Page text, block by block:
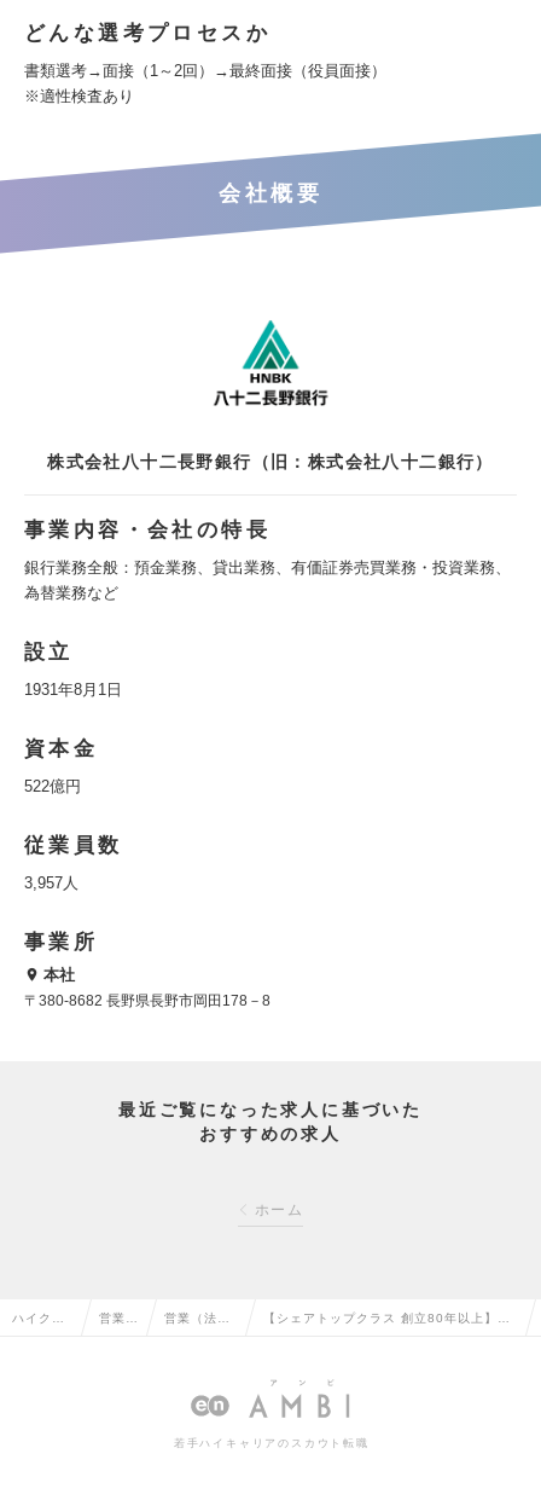
どんな選考プロセスか
書類選考→面接（1～2回）→最終面接（役員面接）
※適性検査あり
会社概要
株式会社八十二長野銀行（旧：株式会社八十二銀行）
事業内容・会社の特長
銀行業務全般：預金業務、貸出業務、有価証券売買業務・投資業務、
為替業務など
設立
1931年8月1日
資本金
522億円
従業員数
3,957人
事業所
本社
〒380-8682 長野県長野市岡田178－8
最近ご覧になった求人に基づいた
おすすめの求人
ホーム
ハイクラ 営業系 営業（法人 【シェアトップクラス 創立80年以上】法
若手ハイキャリアのスカウト転職